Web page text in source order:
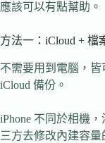
應該可以有點幫助。
方法一：iCloud + 檔
不需要用到電腦，皆
iCloud 備份。
iPhone 不同於相機
三方去修改內建容